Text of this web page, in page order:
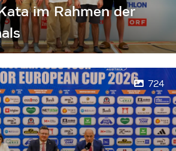
im Rahmen der
724